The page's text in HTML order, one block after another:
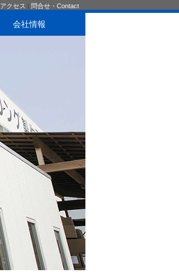
アクセス | 問合せ・Contact
会社情報